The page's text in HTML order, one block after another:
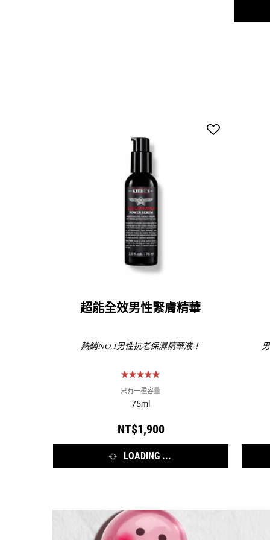
超能全效男性緊膚精華
熱銷NO.1男性抗老保濕精華液！
只有一種容量
75ml
NT$1,900
LOADING ...